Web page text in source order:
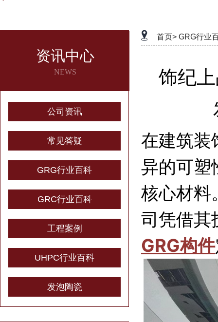
资讯中心
NEWS
公司资讯
常见答疑
GRG行业百科
GRC行业百科
工程案例
UHPC行业百科
发泡陶瓷
首页> GRG行业
饰纪
在建筑装
异的可塑
核心材料
司凭借其
GRG构件